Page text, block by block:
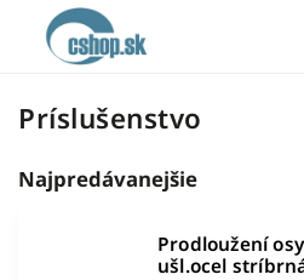
Príslušenstvo
Najpredávanejšie
Prodloužení
ušl.ocel